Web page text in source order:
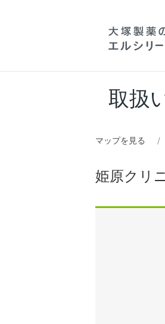
取扱
マップを見る
姫原クリ